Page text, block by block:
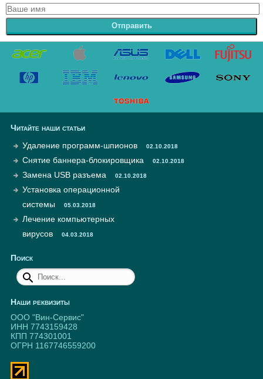
Отправить
Читайте наши статьи
Удаление программ-шпионов
02.10.2018
Снятие баннера-блокировщика 02.10.2018
Замена USB разъема 02.10.2018
Установка операционной
системы
05.03.2018
Лечение компьютерных
вирусов
04.03.2018
Поиск
Наши реквизиты
ООО "Вин-Сервис"
ИНН 7743159428
КПП 774301001
ОГРН 1167746559200